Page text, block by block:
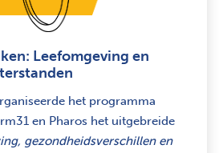
Leefomgeving en
het programma
en Pharos het uitgebreide
gezondheidsverschillen en